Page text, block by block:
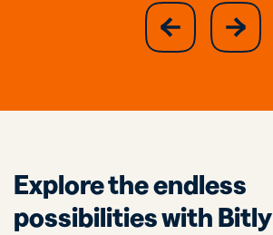
previous
slide
next
slide
Explore the endless
possibilities with Bitly